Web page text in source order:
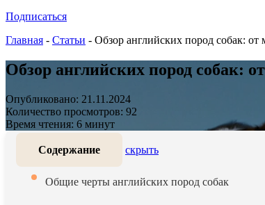
Подписаться
Главная - Статьи - Обзор английских пород собак:
Обзор английских пород собак:
Опубликовано: 21.11.2024
Количество просмотров: 92
Время чтения: 6 минут
Содержание скрыть
Общие черты английских пород собак